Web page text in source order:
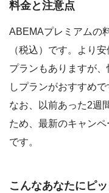
料金と注意点
ABEMAプレミアムの
（税込）です。より
プランもありますが
しプランがおすすめで
なお、以前あった2週
ため、最新のキャン
です。
こんなあなたにピッ